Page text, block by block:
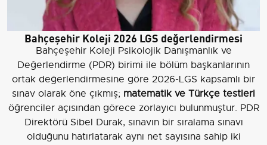
Bahçeşehir Koleji 2026 LGS değerlendirmesi
Bahçeşehir Koleji Psikolojik Danışmanlık ve
Değerlendirme (PDR) birimi ile bölüm başkanlarının
ortak değerlendirmesine göre 2026-LGS kapsamlı bir
sınav olarak öne çıkmış; matematik ve Türkçe testleri
öğrenciler açısından görece zorlayıcı bulunmuştur. PDR
Direktörü Sibel Durak, sınavın bir sıralama sınavı
olduğunu hatırlatarak aynı net sayısına sahip iki